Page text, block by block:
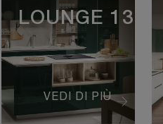
VEDI DI PIÙ
LOUNGE 13